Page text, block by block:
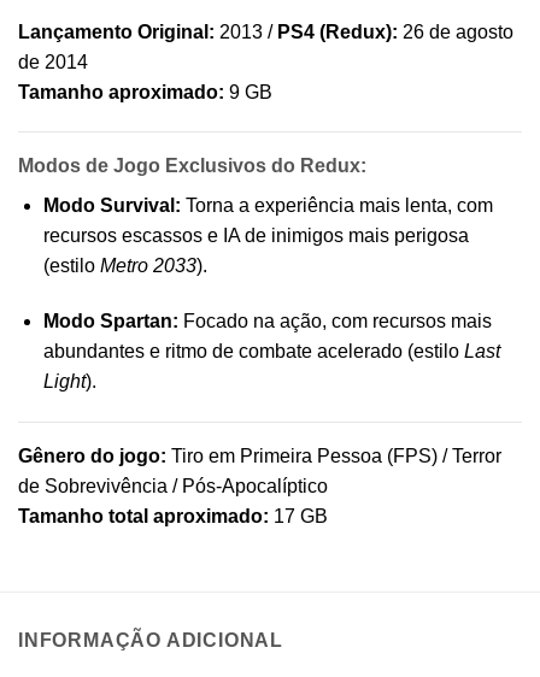
Lançamento Original: 2013 / PS4 (Redux): 26 de agosto
de 2014
Tamanho aproximado: 9 GB
Modos de Jogo Exclusivos do Redux:
Modo Survival: Torna a experiência mais lenta, com
recursos escassos e IA de inimigos mais perigosa
(estilo Metro 2033).
Modo Spartan: Focado na ação, com recursos mais
abundantes e ritmo de combate acelerado (estilo Last
Light).
Gênero do jogo: Tiro em Primeira Pessoa (FPS) / Terror
de Sobrevivência / Pós-Apocalíptico
Tamanho total aproximado: 17 GB
INFORMAÇÃO ADICIONAL